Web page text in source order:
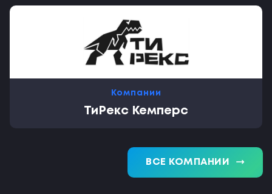
Компании
ТиРекс Кемперс
ВСЕ КОМПАНИИ trending_flat